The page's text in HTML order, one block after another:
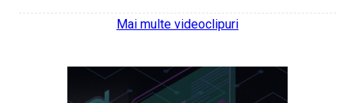
Mai multe videoclipuri